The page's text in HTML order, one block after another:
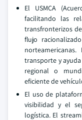
El USMCA
facilitando las
transfronterizos
flujo
transporte y
regional o
eficiente de
El uso de
visibilidad y el
logística. El